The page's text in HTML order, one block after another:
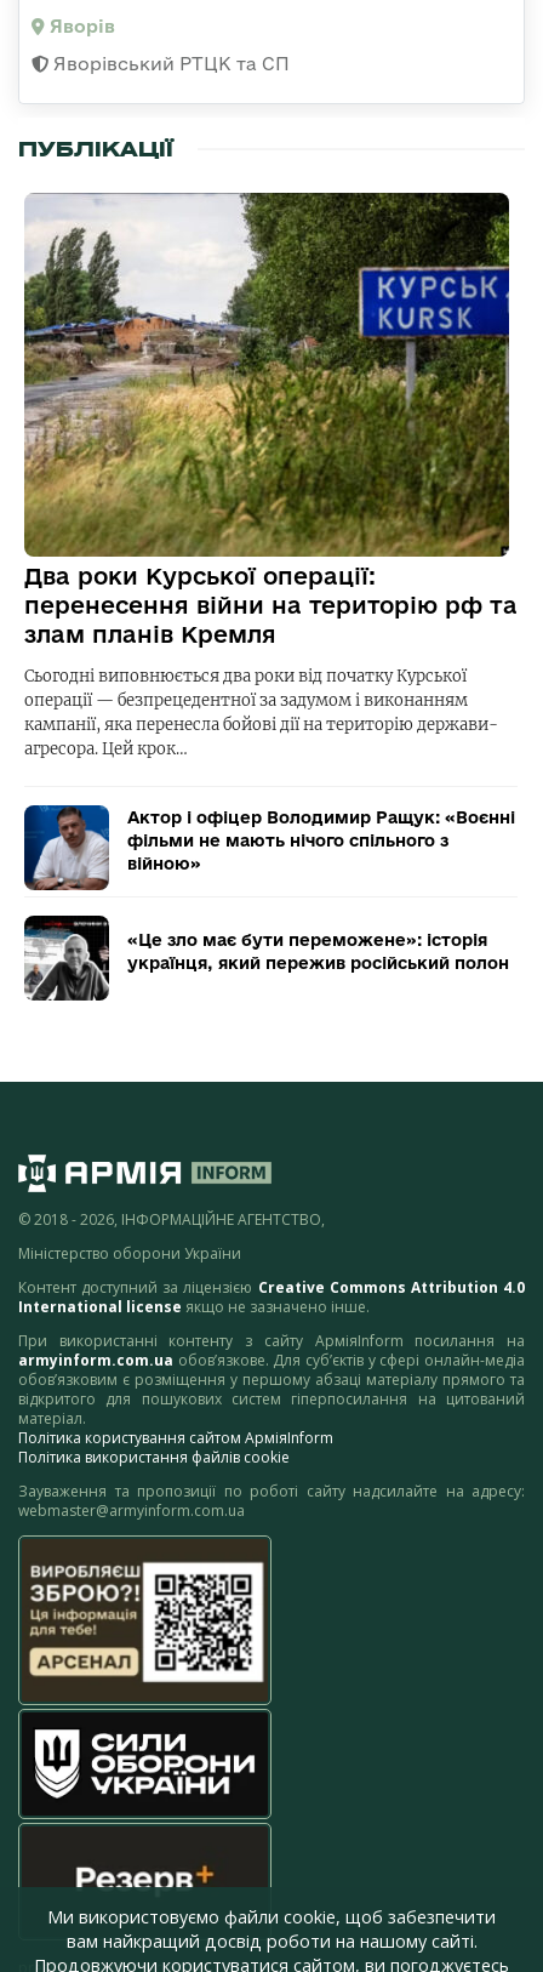
Яворів
Яворівський РТЦК та СП
ПУБЛІКАЦІЇ
Два роки Курської операції:
перенесення війни на територію рф та
злам планів Кремля
Сьогодні виповнюється два роки від початку Курської
операції — безпрецедентної за задумом і виконанням
кампанії, яка перенесла бойові дії на територію держави-
агресора. Цей крок…
Актор і офіцер Володимир Ращук: «Воєнні
фільми не мають нічого спільного з
війною»
«Це зло має бути переможене»: історія
українця, який пережив російський полон
© 2018 - 2026, ІНФОРМАЦІЙНЕ АГЕНТСТВО,
Міністерство оборони України
Контент доступний за ліцензією Creative Commons Attribution 4.0
International license якщо не зазначено інше.
При використанні контенту з сайту АрміяInform посилання на
armyinform.com.ua обов’язкове. Для суб’єктів у сфері онлайн-медіа
обов’язковим є розміщення у першому абзаці матеріалу прямого та
відкритого для пошукових систем гіперпосилання на цитований
матеріал.
Політика користування сайтом АрміяInform
Політика використання файлів cookie
Зауваження та пропозиції по роботі сайту надсилайте на адресу:
webmaster@armyinform.com.ua
Ми використовуємо файли cookie, щоб забезпечити
вам найкращий досвід роботи на нашому сайті.
Продовжуючи користуватися сайтом, ви погоджуєтесь